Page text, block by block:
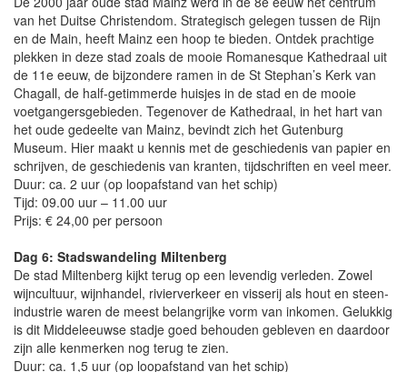
van het Duitse Christendom. Strategisch gelegen tussen de Rijn
en de Main, heeft Mainz een hoop te bieden. Ontdek prachtige
plekken in deze stad zoals de mooie Romanesque Kathedraal uit
de 11e eeuw, de bijzondere ramen in de St Stephan’s Kerk van
Chagall, de half-getimmerde huisjes in de stad en de mooie
voetgangersgebieden. Tegenover de Kathedraal, in het hart van
het oude gedeelte van Mainz, bevindt zich het Gutenburg
Museum. Hier maakt u kennis met de geschiedenis van papier en
schrijven, de geschiedenis van kranten, tijdschriften en veel meer.
Duur: ca. 2 uur (op loopafstand van het schip)
Tijd: 09.00 uur – 11.00 uur
Prijs: € 24,00 per persoon
Dag 6: Stadswandeling Miltenberg
De stad Miltenberg kijkt terug op een levendig verleden. Zowel
wijncultuur, wijnhandel, rivierverkeer en visserij als hout en steen-
industrie waren de meest belangrijke vorm van inkomen. Gelukkig
is dit Middeleeuwse stadje goed behouden gebleven en daardoor
zijn alle kenmerken nog terug te zien.
Duur: ca. 1,5 uur (op loopafstand van het schip)